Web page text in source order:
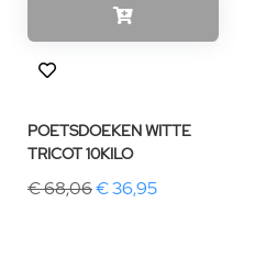
POETSDOEKEN WITTE
TRICOT 10KILO
€ 68,06€ 36,95